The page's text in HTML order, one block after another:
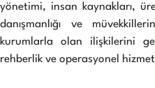
yönetimi, insan kaynakları,
danışmanlığı ve
kurumlarla olan ilişkilerini
rehberlik ve operasyonel